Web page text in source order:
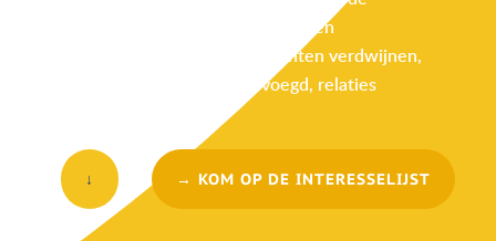
lagenmodel maakt plaats voor een
domeinmodel. Negen elementen verdwijnen,
andere worden samengevoegd, relaties
krijgen multipliciteit.
↓ → KOM OP DE INTERESSELIJST